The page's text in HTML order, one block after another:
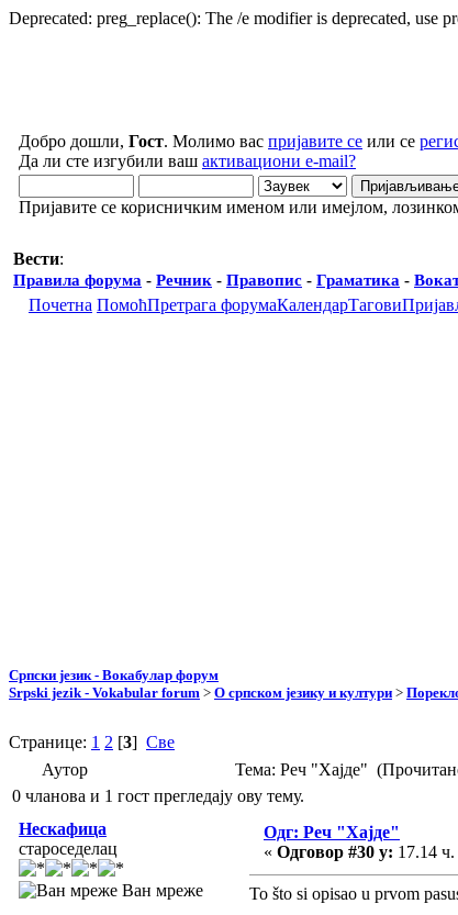
Deprecated: preg_replace(): The /e modifier is deprecated, use
Добро дошли, Гост. Молимо вас пријавите се или се
Да ли сте изгубили ваш активациони e-mail?
Пријавите се корисничким именом или имејлом,
Вести:
Правила форума - Речник - Правопис - Граматика -
Почетна ПомоћПретрага форумаКалендарТагови
Српски језик - Вокабулар форум
Srpski jezik - Vokabular forum > О српском језику и култури >
Странице: 1 2 [3] Све
Аутор
Тема: Реч "Хајде"
0 чланова и 1 гост прегледају ову тему.
Нескафица
староседелац
Ван мреже
Одг: Реч "Хајде"
« Одговор #30 у: 17.14
To što si opisao u prvom